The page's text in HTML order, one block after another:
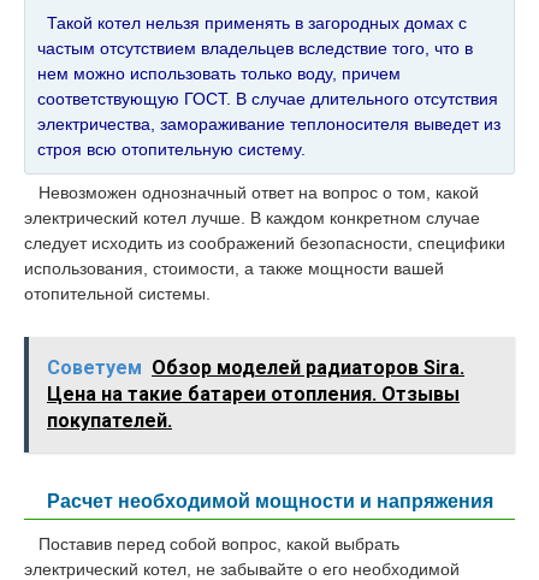
Такой котел нельзя применять в загородных домах с
частым отсутствием владельцев вследствие того, что в
нем можно использовать только воду, причем
соответствующую ГОСТ. В случае длительного отсутствия
электричества, замораживание теплоносителя выведет из
строя всю отопительную систему.
Невозможен однозначный ответ на вопрос о том, какой
электрический котел лучше. В каждом конкретном случае
следует исходить из соображений безопасности, специфики
использования, стоимости, а также мощности вашей
отопительной системы.
Советуем Обзор моделей радиаторов Sira.
Цена на такие батареи отопления. Отзывы
покупателей.
Расчет необходимой мощности и напряжения
Поставив перед собой вопрос, какой выбрать
электрический котел, не забывайте о его необходимой